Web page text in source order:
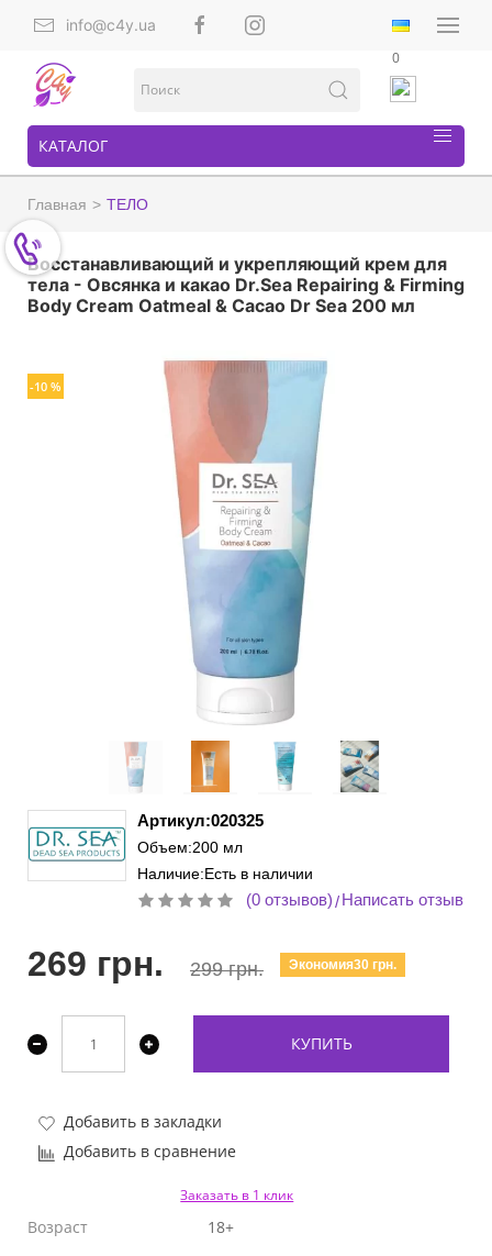
info@c4y.ua
0
КАТАЛОГ
Главная ТЕЛО
Восстанавливающий и укрепляющий крем для
тела - Овсянка и какао Dr.Sea Repairing & Firming
Body Cream Oatmeal & Cacao Dr Sea 200 мл
-10 %
Артикул:020325
Объем:200 мл
Наличие:Есть в наличии
(0 отзывов)/Написать отзыв
269 грн. 299 грн. Экономия30 грн.
КУПИТЬ
Добавить в закладки
Добавить в сравнение
Заказать в 1 клик
Возраст
18+